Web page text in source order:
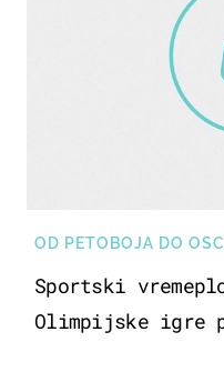
OD PETOBOJA DO
Sportski
Olimpijske igre